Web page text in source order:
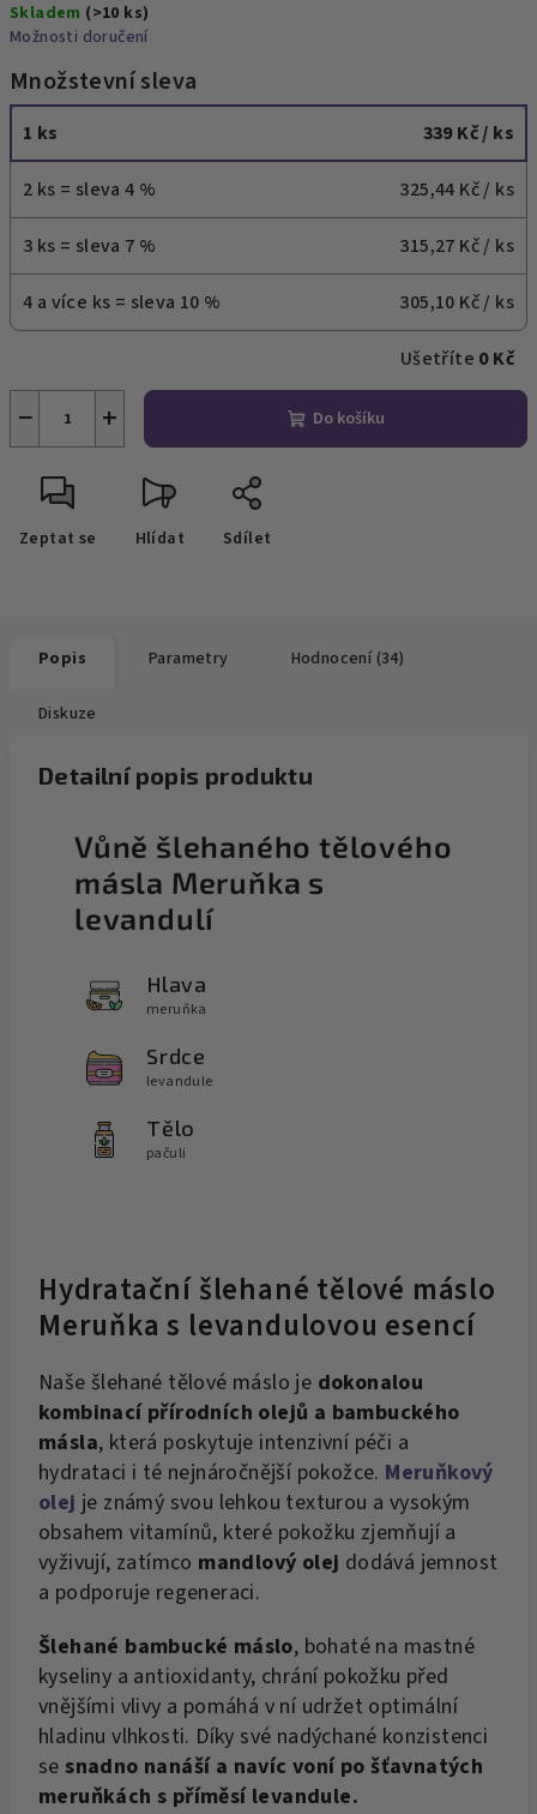
cena:
Skladem (>10 ks)
Možnosti doručení
Množstevní sleva
1 ks 339 Kč/ ks
2 ks = sleva 4 % 325,44 Kč/ ks
3 ks = sleva 7 % 315,27 Kč/ ks
4 a více ks = sleva 10 % 305,10 Kč/ ks
Ušetříte 0 Kč
+
− Do košíku
Zeptat se Hlídat Sdílet
Popis Parametry Hodnocení (34)
Diskuze
Detailní popis produktu
Vůně šlehaného tělového
másla Meruňka s
levandulí
Hlava
meruňka
Srdce
levandule
Tělo
pačuli
Hydratační šlehané tělové máslo
Meruňka s levandulovou esencí
Naše šlehané tělové máslo je dokonalou
kombinací přírodních olejů a bambuckého
másla, která poskytuje intenzivní péči a
hydrataci i té nejnáročnější pokožce. Meruňkový
olej je známý svou lehkou texturou a vysokým
obsahem vitamínů, které pokožku zjemňují a
vyživují, zatímco mandlový olej dodává jemnost
a podporuje regeneraci.
Šlehané bambucké máslo, bohaté na mastné
kyseliny a antioxidanty, chrání pokožku před
vnějšími vlivy a pomáhá v ní udržet optimální
hladinu vlhkosti. Díky své nadýchané konzistenci
se snadno nanáší a navíc voní po šťavnatých
meruňkách s příměsí levandule.